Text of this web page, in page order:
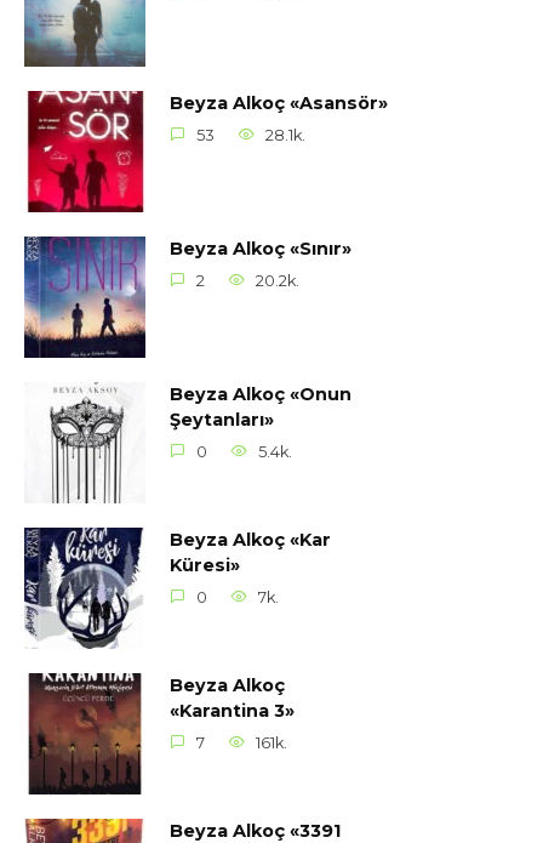
Beyza Alkoç «Asansör»
53 28.1k.
Beyza Alkoç «Sınır»
2 20.2k.
Beyza Alkoç «Onun
Şeytanları»
0 5.4k.
Beyza Alkoç «Kar
Küresi»
0 7k.
Beyza Alkoç
«Karantina 3»
7 161k.
Beyza Alkoç «3391